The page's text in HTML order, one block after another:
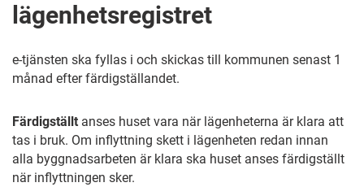
lägenhetsregistret
e-tjänsten ska fyllas i och skickas till kommunen senast 1
månad efter färdigställandet.
Färdigställt anses huset vara när lägenheterna är klara att
tas i bruk. Om inflyttning skett i lägenheten redan innan
alla byggnadsarbeten är klara ska huset anses färdigställt
när inflyttningen sker.